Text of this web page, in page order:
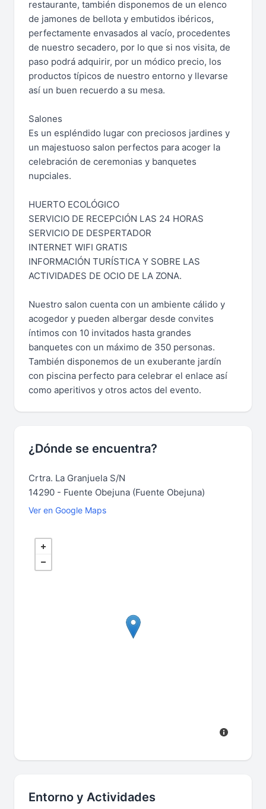
restaurante, también disponemos de un elenco
de jamones de bellota y embutidos ibéricos,
perfectamente envasados al vacío, procedentes
de nuestro secadero, por lo que si nos visita, de
paso podrá adquirir, por un módico precio, los
productos típicos de nuestro entorno y llevarse
así un buen recuerdo a su mesa.
Salones
Es un espléndido lugar con preciosos jardines y
un majestuoso salon perfectos para acoger la
celebración de ceremonias y banquetes
nupciales.
HUERTO ECOLÓGICO
SERVICIO DE RECEPCIÓN LAS 24 HORAS
SERVICIO DE DESPERTADOR
INTERNET WIFI GRATIS
INFORMACIÓN TURÍSTICA Y SOBRE LAS
ACTIVIDADES DE OCIO DE LA ZONA.
Nuestro salon cuenta con un ambiente cálido y
acogedor y pueden albergar desde convites
íntimos con 10 invitados hasta grandes
banquetes con un máximo de 350 personas.
También disponemos de un exuberante jardín
con piscina perfecto para celebrar el enlace así
como aperitivos y otros actos del evento.
¿Dónde se encuentra?
Crtra. La Granjuela S/N
14290 - Fuente Obejuna (Fuente Obejuna)
Ver en Google Maps
Entorno y Actividades